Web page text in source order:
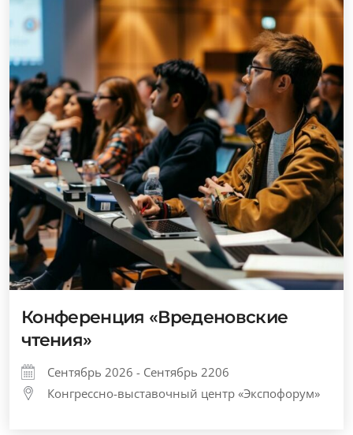
Конференция «Вреденовские
чтения»
Сентябрь 2026 - Сентябрь 2206
Конгрессно-выставочный центр «Экспофорум»